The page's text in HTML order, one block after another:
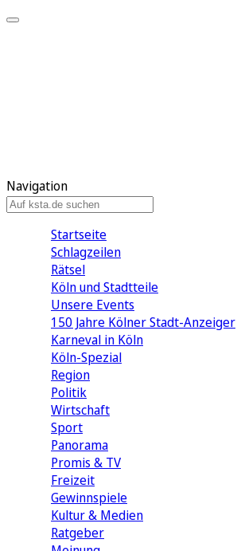
Navigation
Startseite
Schlagzeilen
Rätsel
Köln und Stadtteile
Unsere Events
150 Jahre Kölner Stadt-Anzeiger
Karneval in Köln
Köln-Spezial
Region
Politik
Wirtschaft
Sport
Panorama
Promis & TV
Freizeit
Gewinnspiele
Kultur & Medien
Ratgeber